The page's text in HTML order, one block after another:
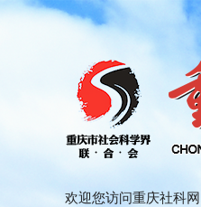
欢迎您访问重庆社科